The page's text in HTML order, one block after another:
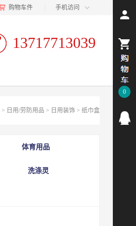
手机访问
购物车件
13717713039
> 日用/劳防用品 > 日用装饰 > 纸巾盒
体育用品
洗涤灵
0